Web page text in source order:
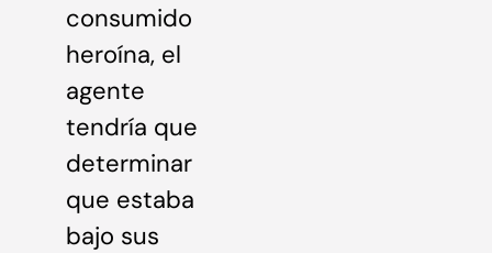
consumido
heroína, el
agente
tendría que
determinar
que estaba
bajo sus